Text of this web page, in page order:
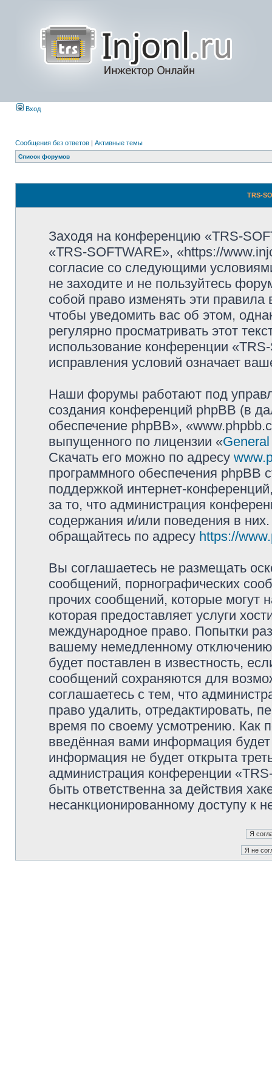
Вход
Сообщения без ответов | Активные темы
Список форумов
TRS-
Заходя на конференцию «TRS-
«TRS-SOFTWARE», «https://
согласие со следующими
не заходите и не пользуйтесь
собой право изменять эти
чтобы уведомить вас об этом,
регулярно просматривать этот
использование конференции
исправления условий означает
Наши форумы работают под
создания конференций phpBB (в
обеспечение phpBB»,
выпущенного по лицензии «
Скачать его можно по адресу
программного обеспечения phpBB
поддержкой интернет-
за то, что администрация
содержания и/или поведения в
обращайтесь по адресу https://
Вы соглашаетесь не размещать
сообщений, порнографических
прочих сообщений, которые могут
которая предоставляет услуги
международное право. Попытки
вашему немедленному
будет поставлен в известность,
сообщений сохраняются для
соглашаетесь с тем, что
право удалить, отредактировать,
время по своему усмотрению. Как
введённая вами информация
информация не будет открыта
администрация конференции
быть ответственна за действия
несанкционированному доступу к